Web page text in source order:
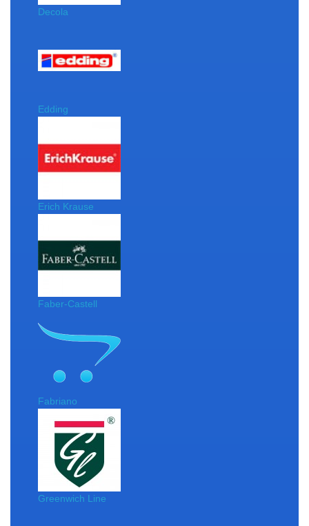
Decola
Edding
Erich Krause
Faber-Castell
Fabriano
Greenwich Line